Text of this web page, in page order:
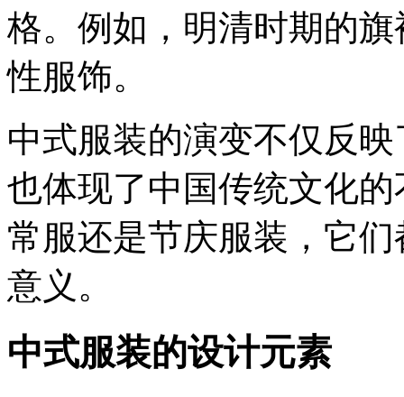
格。例如，明清时期的
性服饰。
中式服装的演变不仅反
也体现了中国传统文化
常服还是节庆服装，它
意义。
中式服装的设计元素